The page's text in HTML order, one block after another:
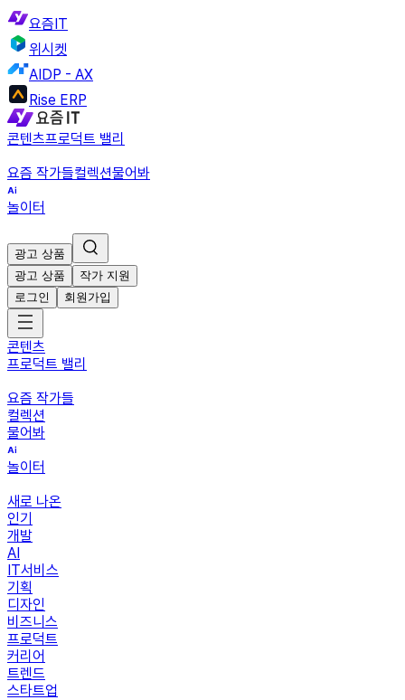
요즘IT
위시켓
AIDP - AX
Rise ERP
콘텐츠프로덕트 밸리
요즘 작가들컬렉션물어봐
놀이터
광고 상품
광고 상품
작가 지원
로그인
회원가입
콘텐츠
프로덕트 밸리
요즘 작가들
컬렉션
물어봐
놀이터
새로 나온
인기
개발
AI
IT서비스
기획
디자인
비즈니스
프로덕트
커리어
트렌드
스타트업